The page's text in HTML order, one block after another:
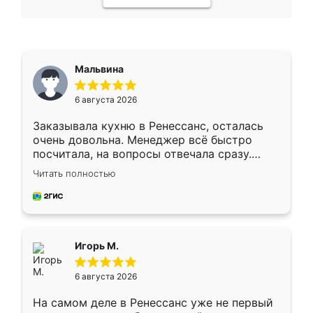
Мальвина
6 августа 2026
Заказывала кухню в Ренессанс, осталась
очень довольна. Менеджер всё быстро
посчитала, на вопросы отвечала сразу.
Замерщик приехал в субботу, подошёл к
делу со всей ответственностью. Собрали
за день, ребята работали аккуратно, даже
Читать полностью
Игорь М.
6 августа 2026
На самом деле в Ренессанс уже не первый